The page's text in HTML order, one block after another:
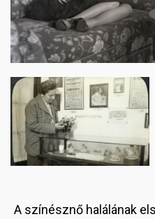
Image
A színésznő halálának